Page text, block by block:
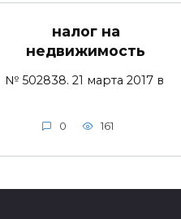
налог на
недвижимость
№ 502838. 21 марта 2017 в
0 161